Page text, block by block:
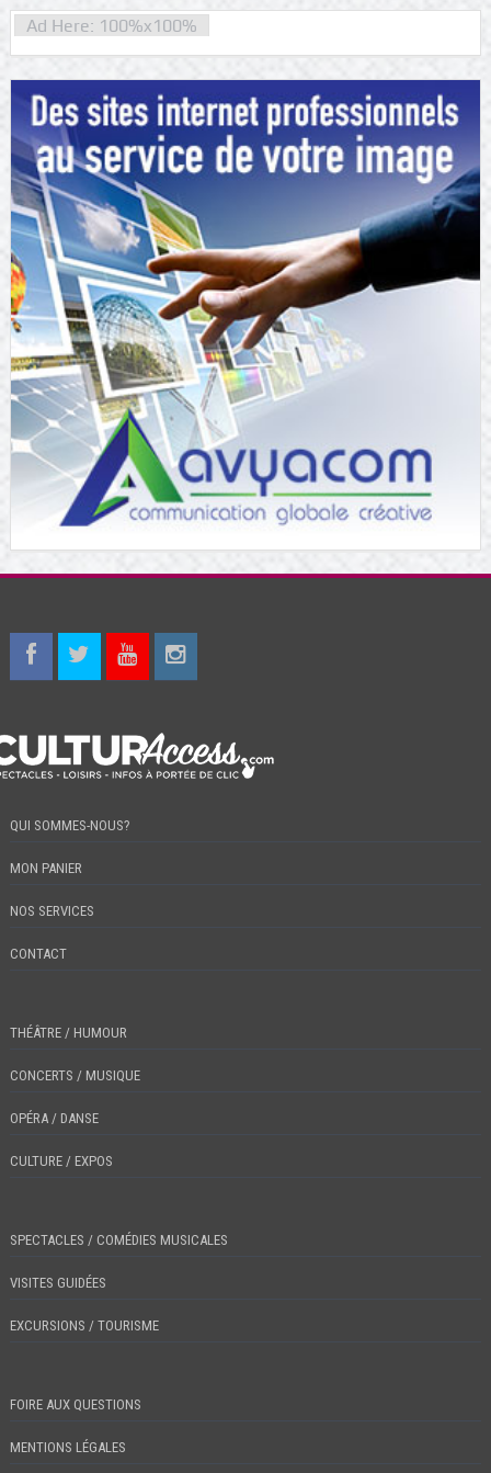
Ad Here: 100%x100%
QUI SOMMES-NOUS?
MON PANIER
NOS SERVICES
CONTACT
THÉÂTRE / HUMOUR
CONCERTS / MUSIQUE
OPÉRA / DANSE
CULTURE / EXPOS
SPECTACLES / COMÉDIES MUSICALES
VISITES GUIDÉES
EXCURSIONS / TOURISME
FOIRE AUX QUESTIONS
MENTIONS LÉGALES